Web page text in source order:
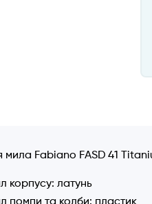
мила Fabiano FASD 41
корпусу: латунь